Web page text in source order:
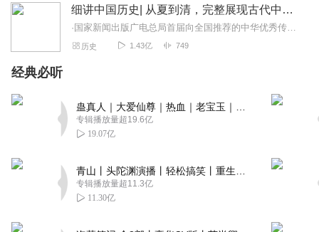
致那黑夜中的呜咽与怒吼 谁说站在光里的才算英雄 你的斑驳
与众不同 你的沉默震耳欲聋……
2022-09-10
小子，音乐不错呀，继续努力
回复 2022-12-28
好！！！！！！！！！
2022-09-26
KO之人1号
细讲中国历史| 从夏到清，完整展现古代中国的发展历程|李学勤、郭志坤联合主编 广电总局推荐
·国家新闻出版广电总局首届向全国推荐的中华优秀传统文化普及图书·著名历史学家李学勤和著名出版家郭志坤联合主编·新生代12位中国学者历史多年撰写·喜马拉雅实力主播...
历史 1.43亿 749
经典必听
专辑播放量超19.6亿
19.07亿
专辑播放量超11.3亿
11.30亿